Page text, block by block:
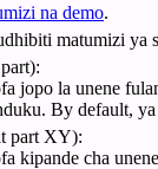
na demo.
matumizi ya
jopo la unene
By default,
part XY):
kipande cha